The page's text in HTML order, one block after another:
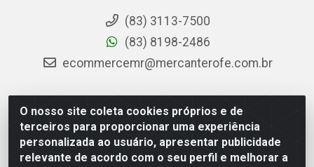
O nosso site coleta cookies próprios e de
terceiros para proporcionar uma experiência
personalizada ao usuário, apresentar publicidade
relevante de acordo com o seu perfil e melhorar a
(83) 3113-7500
(83) 8198-2486
ecommercemr@mercanterofe.com.br
MR Distribuidora - Rua Hortêncio Ribeiro de Luna, 3777 -
Distrito Industrial, João Pessoa/PB - CEP 58081-400 -
CNPJ 35.428.312/0001-85